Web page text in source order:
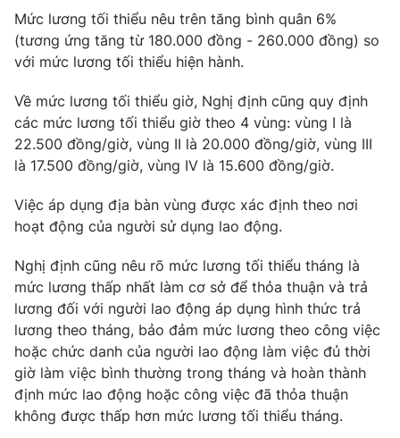
VTV Sức khoẻ Bất động sản
Thị trường 24h Tấm lòng Việt
VTV4 Vươn mình bằng AI
VTV9 VTV8
THỜI BÁO VTV
Theo dõi báo trên
Mức lương tối thiểu nêu trên tăng bình quân 6%
(tương ứng tăng từ 180.000 đồng - 260.000 đồng) so
với mức lương tối thiểu hiện hành.
Về mức lương tối thiểu giờ, Nghị định cũng quy định
các mức lương tối thiểu giờ theo 4 vùng: vùng I là
22.500 đồng/giờ, vùng II là 20.000 đồng/giờ, vùng III
là 17.500 đồng/giờ, vùng IV là 15.600 đồng/giờ.
Việc áp dụng địa bàn vùng được xác định theo nơi
hoạt động của người sử dụng lao động.
Nghị định cũng nêu rõ mức lương tối thiểu tháng là
mức lương thấp nhất làm cơ sở để thỏa thuận và trả
lương đối với người lao động áp dụng hình thức trả
lương theo tháng, bảo đảm mức lương theo công việc
hoặc chức danh của người lao động làm việc đủ thời
giờ làm việc bình thường trong tháng và hoàn thành
định mức lao động hoặc công việc đã thỏa thuận
không được thấp hơn mức lương tối thiểu tháng.